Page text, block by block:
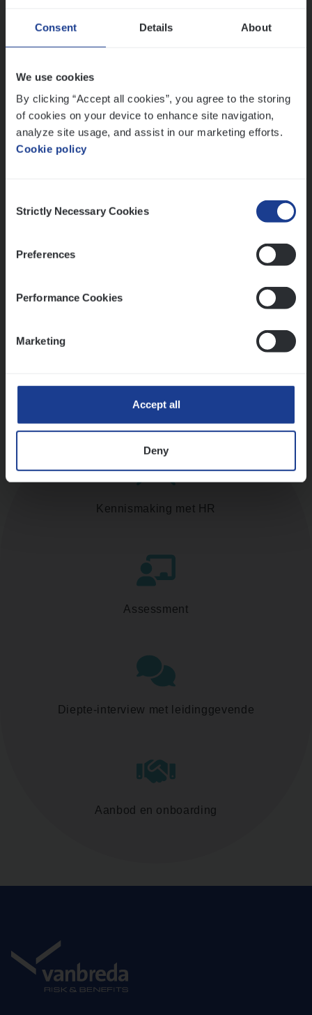
Consent Details About
We use cookies
By clicking “Accept all cookies”, you agree to the storing
of cookies on your device to enhance site navigation,
analyze site usage, and assist in our marketing efforts.
Cookie policy
Selection
Strictly Necessary Cookies
Preferences
Performance Cookies
Marketing
Accept all
Deny
Dos­sier­be­heer­der Gewaar­borgd Inkomen
Insurance Operations
Antwerpen
versterken
Thalia zoekt graag oplossingen, in games én op het
Ons sollicitatieproces
Kennismaking met HR
Assessment
Diepte-interview met leidinggevende
Aanbod en onboarding